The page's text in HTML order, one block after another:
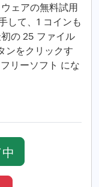
ェアの無料試用
して、1 コインも
の 25 ファイル
ンをクリックす
リーソフト にな